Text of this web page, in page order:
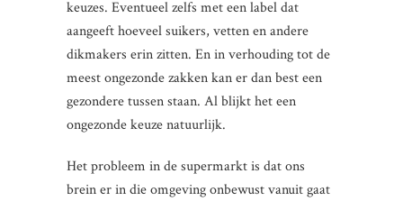
keuzes. Eventueel zelfs met een label dat
aangeeft hoeveel suikers, vetten en andere
dikmakers erin zitten. En in verhouding tot de
meest ongezonde zakken kan er dan best een
gezondere tussen staan. Al blijkt het een
ongezonde keuze natuurlijk.
Het probleem in de supermarkt is dat ons
brein er in die omgeving onbewust vanuit gaat